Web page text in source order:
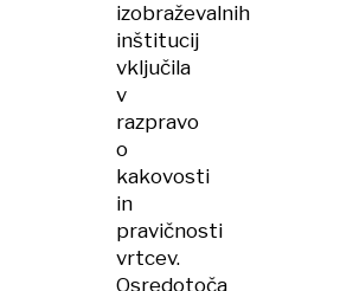
izobraževalnih
inštitucij
vključila
v
razpravo
o
kakovosti
in
pravičnosti
vrtcev.
Osredotoča